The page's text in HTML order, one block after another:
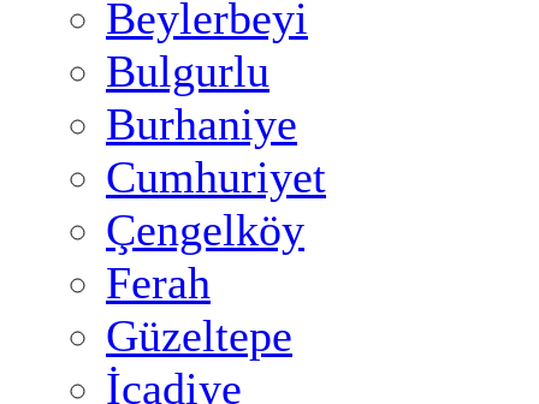
Beylerbeyi
Bulgurlu
Burhaniye
Cumhuriyet
Çengelköy
Ferah
Güzeltepe
İcadiye